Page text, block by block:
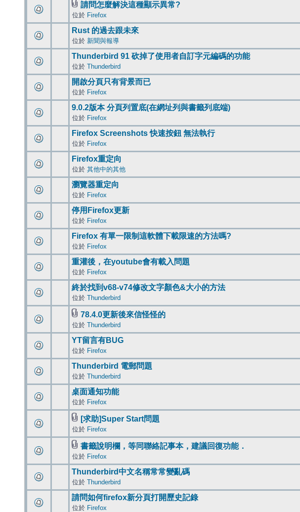
請問怎麼解決這種顯示異常?
位於 Firefox
Rust 的過去跟未來
位於 新聞與報導
Thunderbird 91 砍掉了使用者自訂字元編碼的功能
位於 Thunderbird
開啟分頁只有背景而已
位於 Firefox
9.0.2版本 分頁列置底(在網址列與書籤列底端)
位於 Firefox
Firefox Screenshots 快速按鈕 無法執行
位於 Firefox
Firefox重定向
位於 其他中的其他
瀏覽器重定向
位於 Firefox
停用Firefox更新
位於 Firefox
Firefox 有單一限制這軟體下載限速的方法嗎?
位於 Firefox
重灌後，在youtube會有載入問題
位於 Firefox
終於找到v68-v74修改文字顏色&大小的方法
位於 Thunderbird
78.4.0更新後來信怪怪的
位於 Thunderbird
YT留言有BUG
位於 Firefox
Thunderbird 電郵問題
位於 Thunderbird
桌面通知功能
位於 Firefox
[求助]Super Start問題
位於 Firefox
書籤說明欄，等同聯絡記事本，建議回復功能．
位於 Firefox
Thunderbird中文名稱常常變亂碼
位於 Thunderbird
請問如何firefox新分頁打開歷史記錄
位於 Firefox